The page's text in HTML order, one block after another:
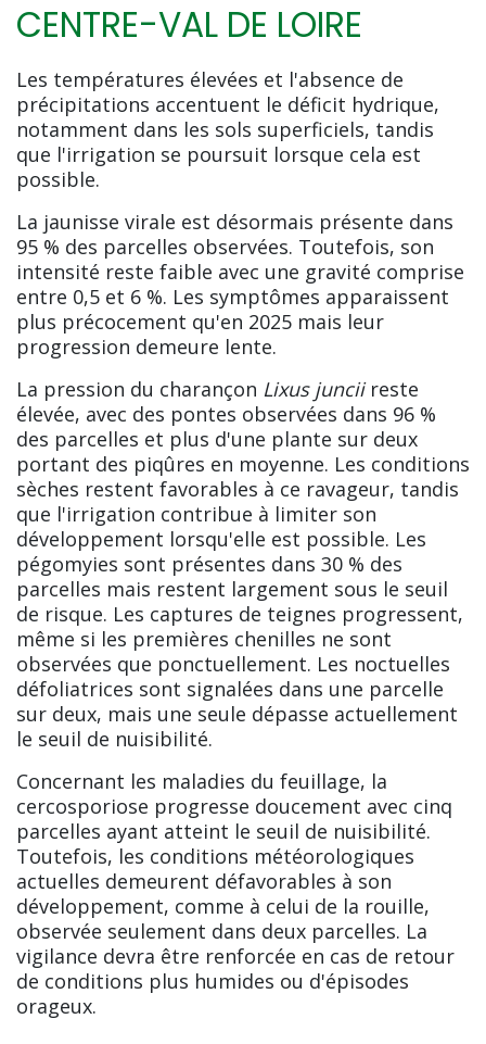
CENTRE-VAL DE LOIRE
Les températures élevées et l'absence de
précipitations accentuent le déficit hydrique,
notamment dans les sols superficiels, tandis
que l'irrigation se poursuit lorsque cela est
possible.
La jaunisse virale est désormais présente dans
95 % des parcelles observées. Toutefois, son
intensité reste faible avec une gravité comprise
entre 0,5 et 6 %. Les symptômes apparaissent
plus précocement qu'en 2025 mais leur
progression demeure lente.
La pression du charançon Lixus juncii reste
élevée, avec des pontes observées dans 96 %
des parcelles et plus d'une plante sur deux
portant des piqûres en moyenne. Les conditions
sèches restent favorables à ce ravageur, tandis
que l'irrigation contribue à limiter son
développement lorsqu'elle est possible. Les
pégomyies sont présentes dans 30 % des
parcelles mais restent largement sous le seuil
de risque. Les captures de teignes progressent,
même si les premières chenilles ne sont
observées que ponctuellement. Les noctuelles
défoliatrices sont signalées dans une parcelle
sur deux, mais une seule dépasse actuellement
le seuil de nuisibilité.
Concernant les maladies du feuillage, la
cercosporiose progresse doucement avec cinq
parcelles ayant atteint le seuil de nuisibilité.
Toutefois, les conditions météorologiques
actuelles demeurent défavorables à son
développement, comme à celui de la rouille,
observée seulement dans deux parcelles. La
vigilance devra être renforcée en cas de retour
de conditions plus humides ou d'épisodes
orageux.